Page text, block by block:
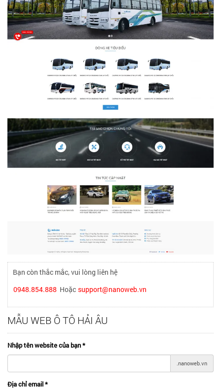
Bạn còn thắc mắc, vui lòng liên hệ
0948.854.888 Hoặc support@nanoweb.vn
MẪU WEB Ô TÔ HẢI ÂU
Nhập tên website của bạn*
.nanoweb.vn
Địa chỉ email*